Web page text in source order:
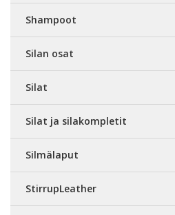
Shampoot
Silan osat
Silat
Silat ja silakompletit
Silmälaput
StirrupLeather